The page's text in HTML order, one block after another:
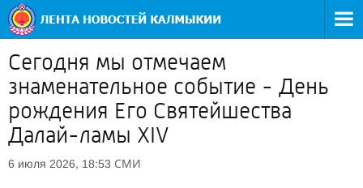
Сегодня мы отмечаем
знаменательное событие - День
рождения Его Святейшества
Далай-ламы XIV
6 июля 2026, 18:53 СМИ